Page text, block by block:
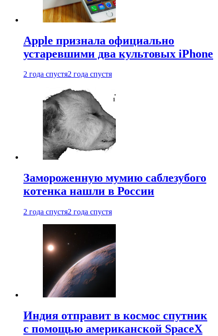
Apple признала официально
устаревшими два культовых iPhone
2 года спустя2 года спустя
Замороженную мумию саблезубого
котенка нашли в России
2 года спустя2 года спустя
Индия отправит в космос спутник
с помощью американской SpaceX